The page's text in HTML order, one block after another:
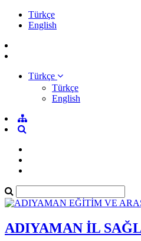
Türkçe
English
Türkçe
Türkçe
English
ADIYAMAN İL